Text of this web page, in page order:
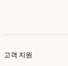
고객 지원